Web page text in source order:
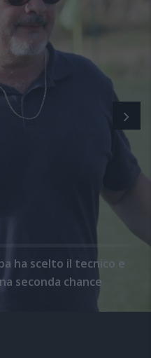
ha scelto il tecnico e
seconda chance